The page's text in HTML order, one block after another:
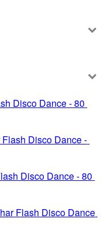
Disco Dance - 80
Flash Disco Dance -
Disco Dance - 80
Flash Disco Dance